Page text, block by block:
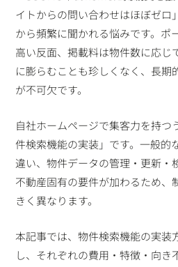
イトからの問い合わせはほぼゼ
から頻繁に聞かれる悩みです。ポ
高い反面、掲載料は物件数に応じ
に膨らむことも珍しくなく、長期
が不可欠です。
自社ホームページで集客力を持つ
件検索機能の実装」です。一般的
違い、物件データの管理・更新・
不動産固有の要件が加わるため、
きく異なります。
本記事では、物件検索機能の実装
し、それぞれの費用・特徴・向き